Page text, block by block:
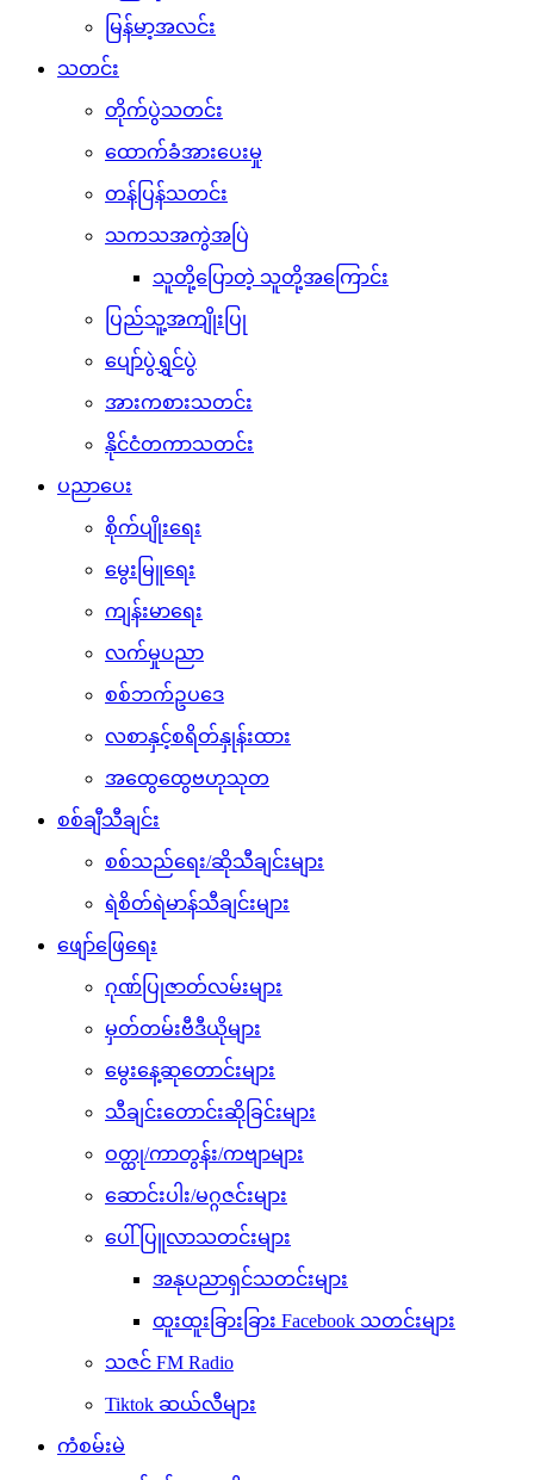
မြန်မာ့အလင်း
သတင်း
တိုက်ပွဲသတင်း
ထောက်ခံအားပေးမှု
တန်ပြန်သတင်း
သကသအကွဲအပြဲ
သူတို့ပြောတဲ့ သူတို့အကြောင်း
ပြည်သူ့အကျိုးပြု
ပျော်ပွဲရွှင်ပွဲ
အားကစားသတင်း
နိုင်ငံတကာသတင်း
ပညာပေး
စိုက်ပျိုးရေး
မွေးမြူရေး
ကျန်းမာရေး
လက်မှုပညာ
စစ်ဘက်ဥပဒေ
လစာနှင့်စရိတ်နှုန်းထား
အထွေထွေဗဟုသုတ
စစ်ချီသီချင်း
စစ်သည်ရေး/ဆိုသီချင်းများ
ရဲစိတ်ရဲမာန်သီချင်းများ
ဖျော်ဖြေရေး
ဂုဏ်ပြုဇာတ်လမ်းများ
မှတ်တမ်းဗီဒီယိုများ
မွေးနေ့ဆုတောင်းများ
သီချင်းတောင်းဆိုခြင်းများ
ဝတ္ထု/ကာတွန်း/ကဗျာများ
ဆောင်းပါး/မဂ္ဂဇင်းများ
ပေါ်ပြူလာသတင်းများ
အနုပညာရှင်သတင်းများ
ထူးထူးခြားခြား Facebook သတင်းများ
သဇင် FM Radio
Tiktok ဆယ်လီများ
ကံစမ်းမဲ